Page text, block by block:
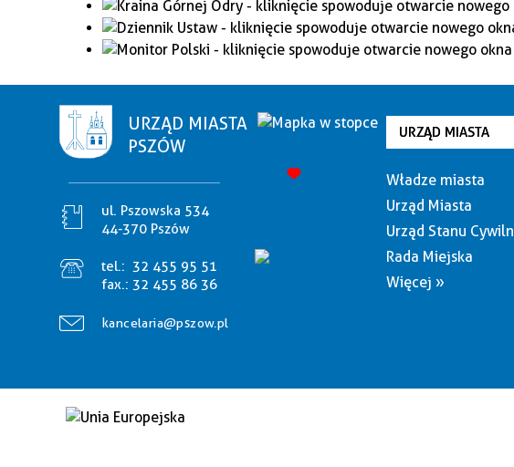
URZĄD MIASTA
PSZÓW
ul. Pszowska 534
44-370 Pszów
tel.: 32 455 95 51
fax.: 32 455 86 36
kancelaria@pszow.pl
URZĄD MIASTA
Władze miasta
Urząd Miasta
Urząd Stanu
Rada Miejska
Więcej »